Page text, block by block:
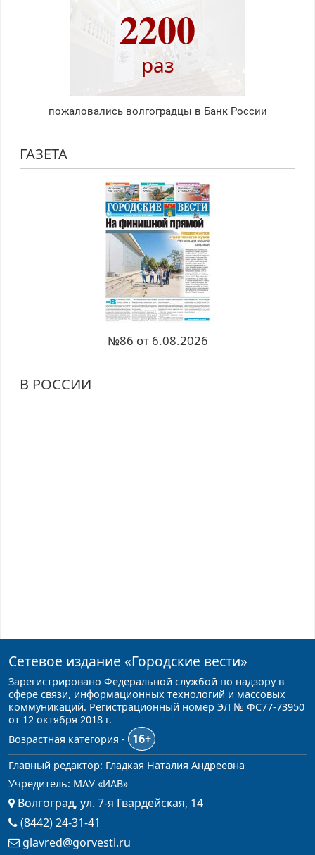
2200
раз
пожаловались волгоградцы в Банк России
ГАЗЕТА
№86 от 6.08.2026
В РОССИИ
Сетевое издание «Городские вести»
Зарегистрировано Федеральной службой по надзору в
сфере связи, информационных технологий и массовых
коммуникаций. Регистрационный номер ЭЛ № ФС77-73950
от 12 октября 2018 г.
Возрастная категория -
16+
Главный редактор: Гладкая Наталия Андреевна
Учредитель: МАУ «ИАВ»
Волгоград, ул. 7-я Гвардейская, 14
(8442) 24-31-41
glavred@gorvesti.ru